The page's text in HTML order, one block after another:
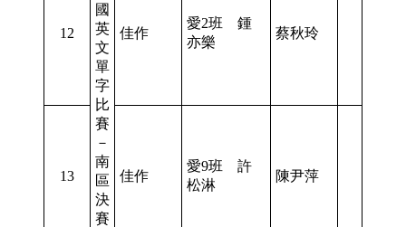
12
國
英
文
單
字
比
賽
－
南
區
決
賽
佳作
愛2班 鍾
亦樂
蔡秋玲
13 佳作
愛9班 許
松淋
陳尹萍